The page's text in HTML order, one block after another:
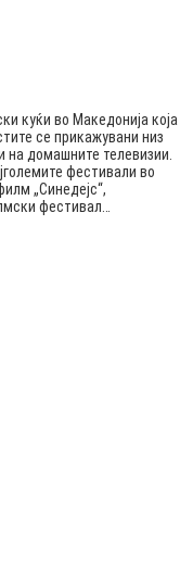
куќи во Македонија која
се прикажувани низ
на домашните телевизии.
фестивали во
„Синедејс“,
фестивал…